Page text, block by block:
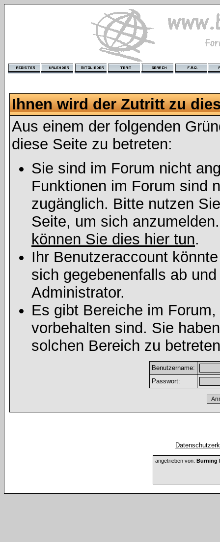
Ihnen wird der Zutritt zu
Aus einem der folgenden
diese Seite zu betreten:
Sie sind im Forum nicht
Funktionen im Forum sind
zugänglich. Bitte nutzen
Seite, um sich
können Sie dies hier tun.
Ihr Benutzeraccount
sich gegebenenfalls ab
Administrator.
Es gibt Bereiche im
vorbehalten sind. Sie
solchen Bereich zu
Benutzername:
Passwort:
angetrieben von: Burning